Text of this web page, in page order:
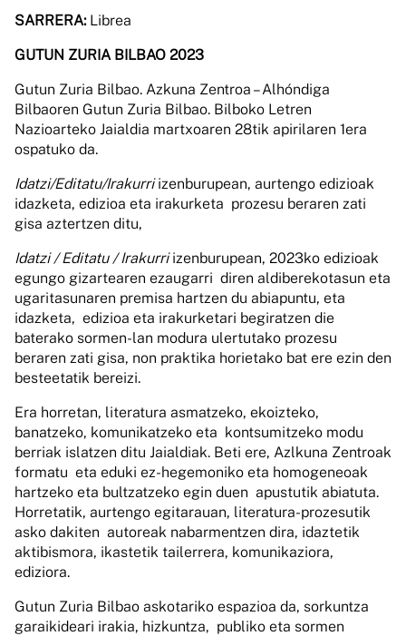
SARRERA: Librea
GUTUN ZURIA BILBAO 2023
Gutun Zuria Bilbao. Azkuna Zentroa – Alhóndiga
Bilbaoren Gutun Zuria Bilbao. Bilboko Letren
Nazioarteko Jaialdia martxoaren 28tik apirilaren 1era
ospatuko da.
Idatzi/Editatu/Irakurriizenburupean, aurtengo edizioak
idazketa, edizioa eta irakurketa prozesu beraren zati
gisa aztertzen ditu,
Idatzi / Editatu / Irakurriizenburupean, 2023ko edizioak
egungo gizartearen ezaugarri diren aldiberekotasun eta
ugaritasunaren premisa hartzen du abiapuntu, eta
idazketa, edizioa eta irakurketari begiratzen die
baterako sormen-lan modura ulertutako prozesu
beraren zati gisa, non praktika horietako bat ere ezin den
besteetatik bereizi.
Era horretan, literatura asmatzeko, ekoizteko,
banatzeko, komunikatzeko eta kontsumitzeko modu
berriak islatzen ditu Jaialdiak. Beti ere, Azlkuna Zentroak
formatu eta eduki ez-hegemoniko eta homogeneoak
hartzeko eta bultzatzeko egin duen apustutik abiatuta.
Horretatik, aurtengo egitarauan, literatura-prozesutik
asko dakiten autoreak nabarmentzen dira, idaztetik
aktibismora, ikastetik tailerrera, komunikaziora,
ediziora.
Gutun Zuria Bilbao askotariko espazioa da, sorkuntza
garaikideari irakia, hizkuntza, publiko eta sormen